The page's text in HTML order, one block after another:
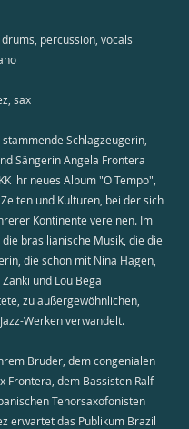
percussion, vocals
sax
Schlagzeugerin,
Sängerin Angela Frontera
ihr neues Album "O Tempo",
und Kulturen, bei der sich
Kontinente vereinen. Im
brasilianische Musik, die die
die schon mit Nina Hagen,
und Lou Bega
zu außergewöhnlichen,
Werken verwandelt.
Bruder, dem congenialen
Frontera, dem Bassisten Ralf
Tenorsaxofonisten
erwartet das Publikum Brazil